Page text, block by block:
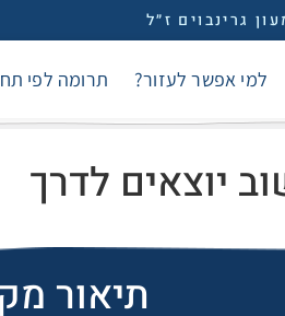
גרינבוים ז״ל
למי אפשר לעזור? תרומה לפי
יוצאים לדרך
תיאור